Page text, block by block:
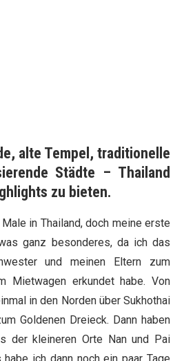
alte Tempel, traditionelle
Städte – Thailand
zu bieten.
in Thailand, doch meine erste
ganz besonderes, da ich das
und meinen Eltern zum
Mietwagen erkundet habe. Von
in den Norden über Sukhothai
Goldenen Dreieck. Dann haben
der kleineren Orte Nan und Pai
ich dann noch ein paar Tage